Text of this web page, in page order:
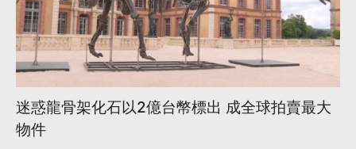
迷惑龍骨架化石以2億台幣標出 成全球拍賣最大
物件